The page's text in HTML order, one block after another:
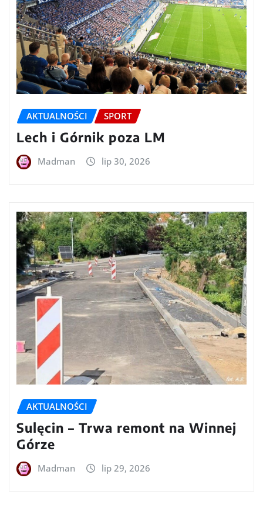
AKTUALNOŚCI SPORT
Lech i Górnik poza LM
Madman lip 30, 2026
AKTUALNOŚCI
Sulęcin – Trwa remont na Winnej
Górze
Madman lip 29, 2026